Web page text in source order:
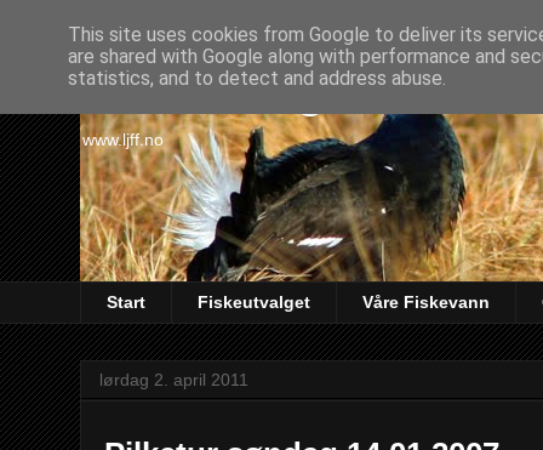
Lørenskog Jakt &
www.ljff.no
Start Fiskeutvalget Våre Fiskevann
lørdag 2. april 2011
This site uses cookies from Google to deliver its
are shared with Google along with performance and
statistics, and to detect and address abuse.